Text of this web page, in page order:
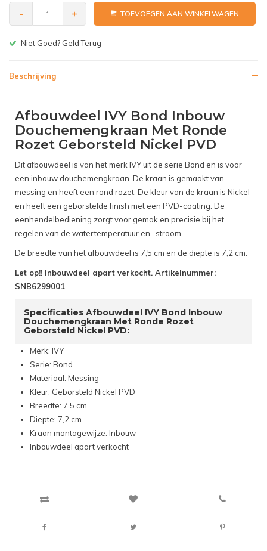
- + TOEVOEGEN AAN WINKELWAGEN
Gratis bezorgen v.a. € 150,-(NL)
Beschrijving
Afbouwdeel IVY Bond Inbouw
Douchemengkraan Met Ronde
Rozet Geborsteld Nickel PVD
Dit afbouwdeel is van het merk IVY uit de serie Bond en is voor
een inbouw douchemengkraan. De kraan is gemaakt van
messing en heeft een rond rozet. De kleur van de kraan is Nickel
en heeft een geborstelde finish met een PVD-coating. De
eenhendelbediening zorgt voor gemak en precisie bij het
regelen van de watertemperatuur en -stroom.
De breedte van het afbouwdeel is 7,5 cm en de diepte is 7,2 cm.
Let op!! Inbouwdeel apart verkocht. Artikelnummer:
SNB6299001
Specificaties Afbouwdeel IVY Bond Inbouw
Douchemengkraan Met Ronde Rozet
Geborsteld Nickel PVD:
Merk: IVY
Serie: Bond
Materiaal: Messing
Kleur: Geborsteld Nickel PVD
Breedte: 7,5 cm
Diepte: 7,2 cm
Kraan montagewijze: Inbouw
Inbouwdeel apart verkocht